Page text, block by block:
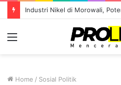
Menu
Home / Sosial Politik